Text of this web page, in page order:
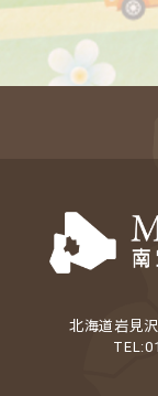
北海道岩見